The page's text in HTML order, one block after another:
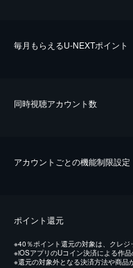
毎⽉もらえるU-NEXTポイント
同時視聴アカウント数
アカウントごとの機能制限設定
ポイント還元
※40％ポイント還元の対象は、クレジ
※iOSアプリのUコイン決済による作
※還元の対象外となる決済方法や商品